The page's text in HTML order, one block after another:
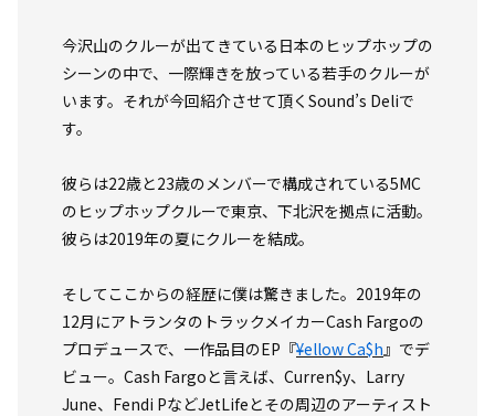
今沢山のクルーが出てきている日本のヒップホップの
シーンの中で、一際輝きを放っている若手のクルーが
います。それが今回紹介させて頂くSound’s Deliで
す。
彼らは22歳と23歳のメンバーで構成されている5MC
のヒップホップクルーで東京、下北沢を拠点に活動。
彼らは2019年の夏にクルーを結成。
そしてここからの経歴に僕は驚きました。2019年の
12月にアトランタのトラックメイカーCash Fargoの
プロデュースで、一作品目のEP『¥ellow Ca$h 』でデ
ビュー。Cash Fargoと言えば、Curren$y、Larry
June、Fendi PなどJetLifeとその周辺のアーティスト